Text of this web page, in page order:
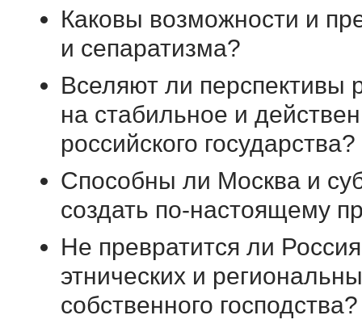
Каковы возможности и
и сепаратизма?
Вселяют ли перспективы
на стабильное и
российского государства?
Способны ли Москва и
создать по-настоящему
Не превратится ли
этнических и
собственного господства?